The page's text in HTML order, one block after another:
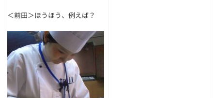
＜前田＞ほうほう、例えば？